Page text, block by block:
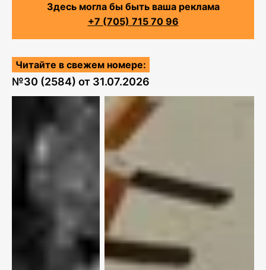
Здесь могла бы быть ваша реклама
+7 (705) 715 70 96
Читайте в свежем номере:
№30 (2584) от 31.07.2026